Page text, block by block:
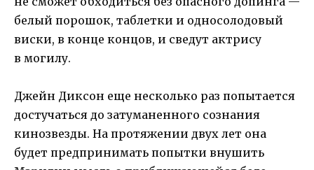
белый порошок, таблетки и односолодовый
виски, в конце концов, и сведут актрису
в могилу.
Джейн Диксон еще несколько раз попытается
достучаться до затуманенного сознания
кинозвезды. На протяжении двух лет она
будет предпринимать попытки внушить